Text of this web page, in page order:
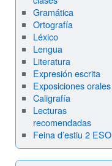
Gramática
Ortografía
Léxico
Lengua
Literatura
Expresión escrita
Exposiciones orales
Caligrafía
Lecturas
recomendadas
Feina d’estiu 2 ESO